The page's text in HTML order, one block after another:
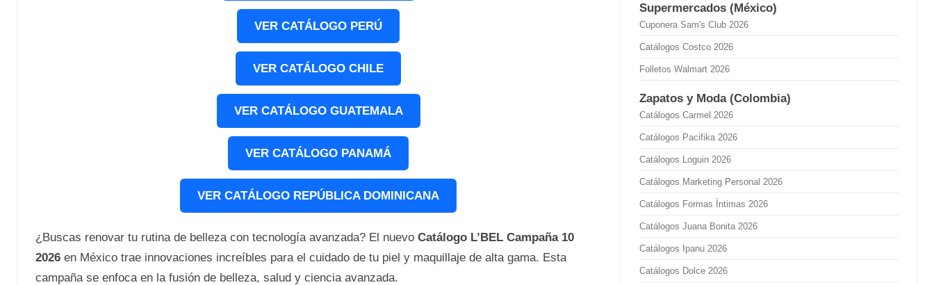
VER CATÁLOGO PERÚ
VER CATÁLOGO CHILE
VER CATÁLOGO GUATEMALA
VER CATÁLOGO PANAMÁ
VER CATÁLOGO REPÚBLICA DOMINICANA
¿Buscas renovar tu rutina de belleza con tecnología avanzada? El nuevo Catálogo L’BEL Campaña 10
2026en México trae innovaciones increíbles para el cuidado de tu piel y maquillaje de alta gama. Esta
campaña se enfoca en la fusión de belleza, salud y ciencia avanzada.
Supermercados (México)
Cuponera Sam's Club 2026
Catálogos Costco 2026
Folletos Walmart 2026
Zapatos y Moda (Colombia)
Catálogos Carmel 2026
Catálogos Pacifika 2026
Catálogos Loguin 2026
Catálogos Marketing Personal 2026
Catálogos Formas Íntimas 2026
Catálogos Juana Bonita 2026
Catálogos Ipanu 2026
Catálogos Dolce 2026